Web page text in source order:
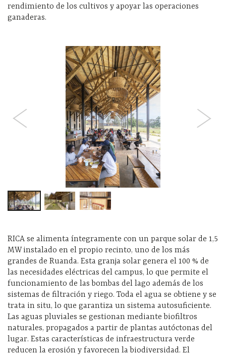
rendimiento de los cultivos y apoyar las operaciones
ganaderas.
RICA se alimenta íntegramente con un parque solar de 1,5
MW instalado en el propio recinto, uno de los más
grandes de Ruanda. Esta granja solar genera el 100 % de
las necesidades eléctricas del campus, lo que permite el
funcionamiento de las bombas del lago además de los
sistemas de filtración y riego. Toda el agua se obtiene y se
trata in situ, lo que garantiza un sistema autosuficiente.
Las aguas pluviales se gestionan mediante biofiltros
naturales, propagados a partir de plantas autóctonas del
lugar. Estas características de infraestructura verde
reducen la erosión y favorecen la biodiversidad. El